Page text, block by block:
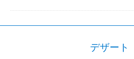
デザート